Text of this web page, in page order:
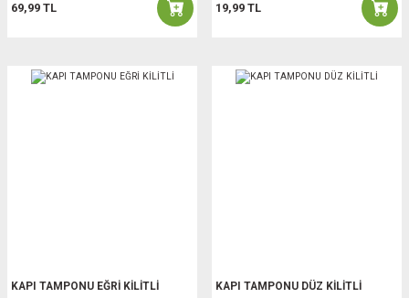
69,99 TL 19,99 TL
KAPI TAMPONU EĞRİ KİLİTLİ KAPI TAMPONU DÜZ KİLİTLİ